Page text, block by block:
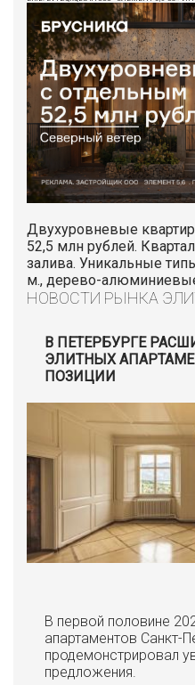
Двухуровневые
52,5 млн рублей.
залива. Уникальные
м., дерево-
НОВОСТИ РЫНКА
В ПЕТЕРБУРГЕ
ЭЛИТНЫХ
ПОЗИЦИИ
В первой половине
апартаментов Санкт-
продемонстрировал
предложения.